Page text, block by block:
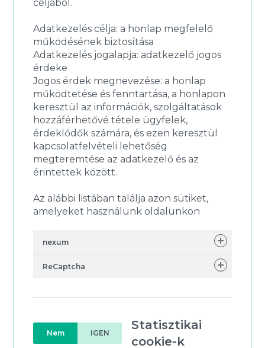
céljából.
Adatkezelés célja: a honlap megfelelő
működésének biztosítása
Adatkezelés jogalapja: adatkezelő jogos
érdeke
Jogos érdek megnevezése: a honlap
működtetése és fenntartása, a honlapon
keresztül az információk, szolgáltatások
hozzáférhetővé tétele ügyfelek,
érdeklődők számára, és ezen keresztül
kapcsolatfelvételi lehetőség
megteremtése az adatkezelő és az
érintettek között.
Az alábbi listában találja azon sütiket,
amelyeket használunk oldalunkon
nexum
ReCaptcha
Nem IGEN
Statisztikai
cookie-k